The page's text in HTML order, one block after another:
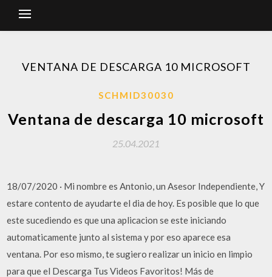
VENTANA DE DESCARGA 10 MICROSOFT
SCHMID30030
Ventana de descarga 10 microsoft
25.04.2021
18/07/2020 · Mi nombre es Antonio, un Asesor Independiente, Y
estare contento de ayudarte el dia de hoy. Es posible que lo que
este sucediendo es que una aplicacion se este iniciando
automaticamente junto al sistema y por eso aparece esa
ventana. Por eso mismo, te sugiero realizar un inicio en limpio
para que el Descarga Tus Videos Favoritos! Más de